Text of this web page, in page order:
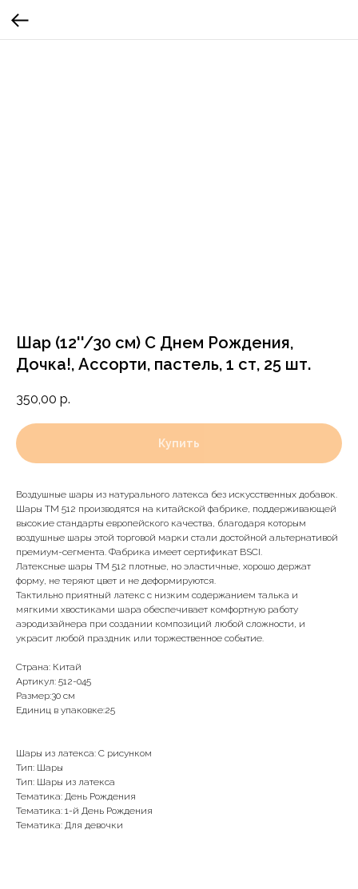
Шар (12''/30 см) С Днем Рождения,
Дочка!, Ассорти, пастель, 1 ст, 25 шт.
350,00 р.
Купить
Воздушные шары из натурального латекса без искусственных добавок.
Шары ТМ 512 производятся на китайской фабрике, поддерживающей
высокие стандарты европейского качества, благодаря которым
воздушные шары этой торговой марки стали достойной альтернативой
премиум-сегмента. Фабрика имеет сертификат BSCI.
Латексные шары ТМ 512 плотные, но эластичные, хорошо держат
форму, не теряют цвет и не деформируются.
Тактильно приятный латекс с низким содержанием талька и
мягкими хвостиками шара обеспечивает комфортную работу
аэродизайнера при создании композиций любой сложности, и
украсит любой праздник или торжественное событие.
Страна: Китай
Артикул: 512-045
Размер:30 см
Единиц в упаковке:25
Шары из латекса: С рисунком
Тип: Шары
Тип: Шары из латекса
Тематика: День Рождения
Тематика: 1-й День Рождения
Тематика: Для девочки
Доставка и оплата
обговаривается в индивидуальном
порядке.
Стоимость товаров на сайте не является
публичной офертой. Информация о ценах
носит справочный характер.
Окончательная стоимость определяется